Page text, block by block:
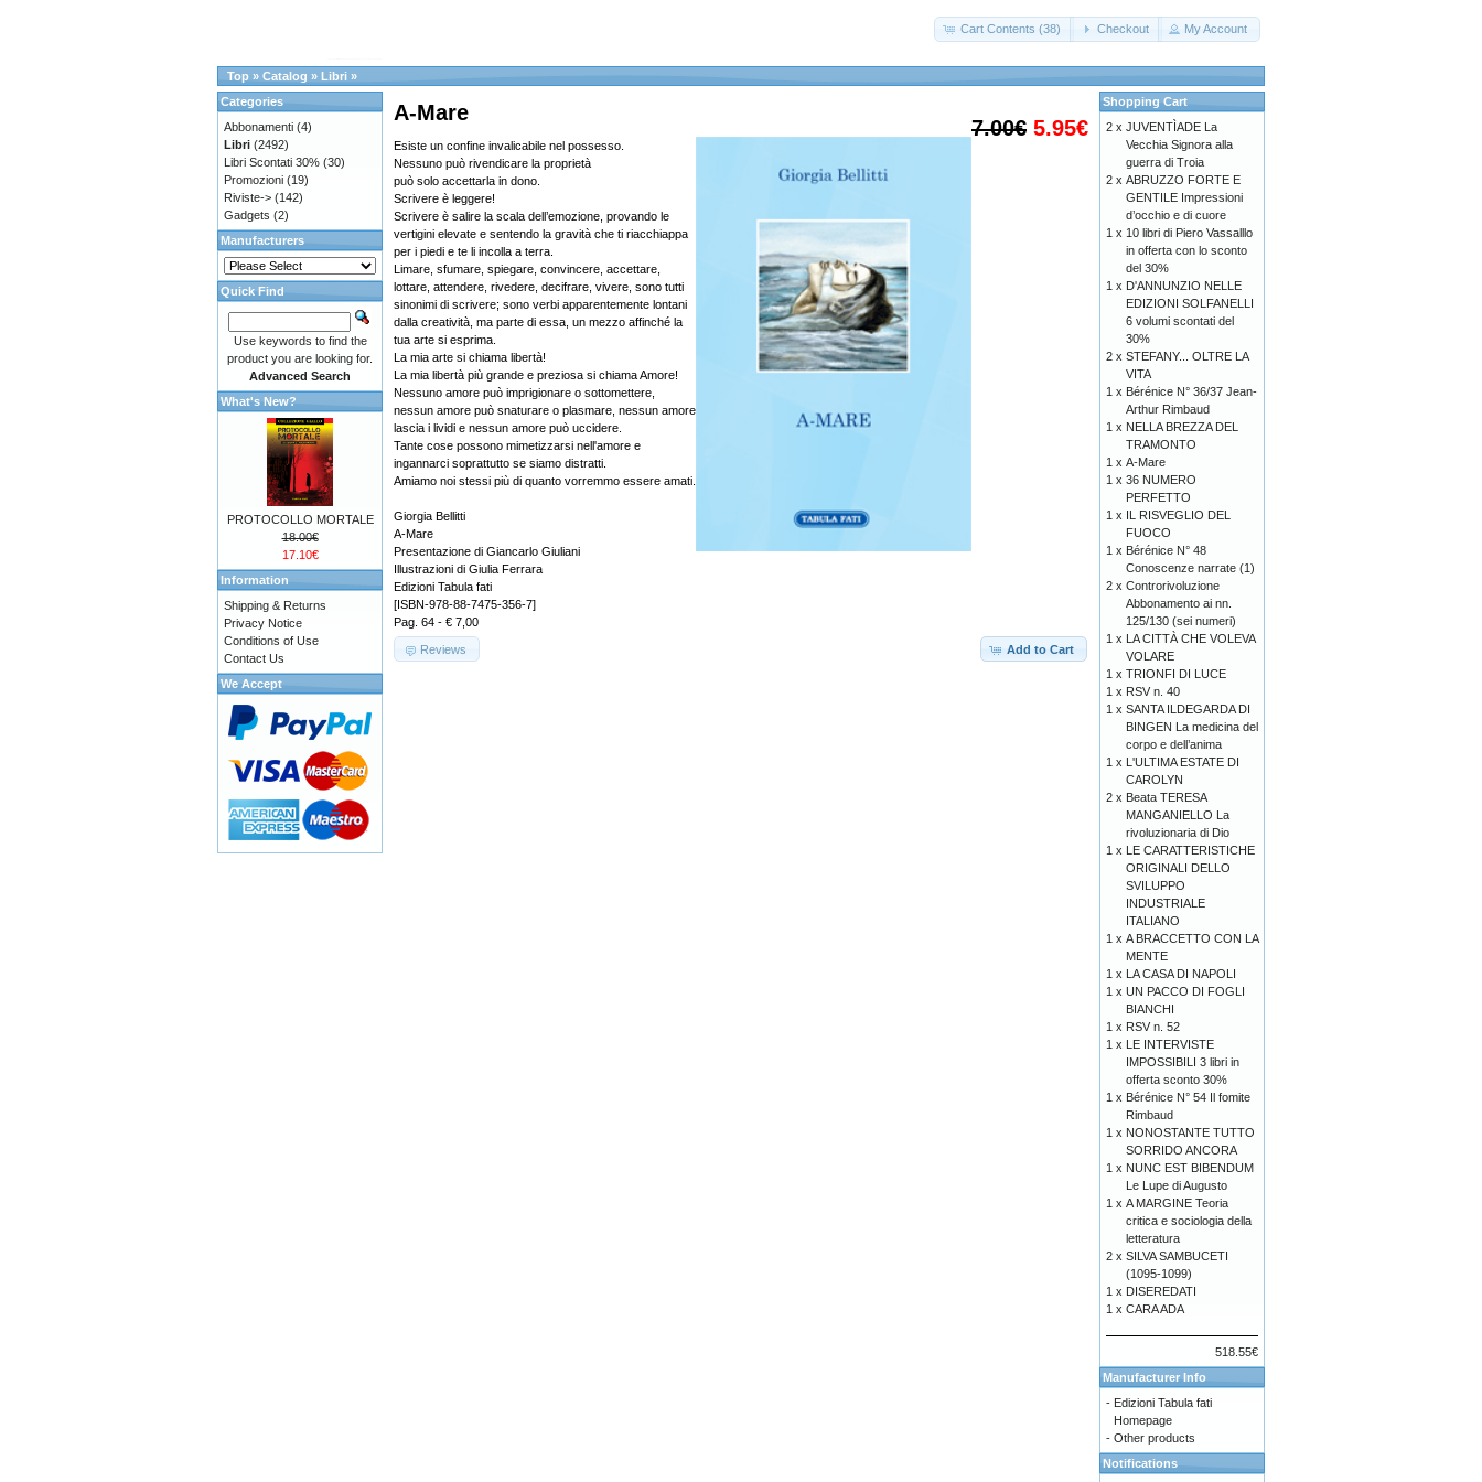
Cart Contents (38) Checkout My Account
Top » Catalog » Libri »
7.00€ 5.95€
A-Mare
Esiste un confine invalicabile nel possesso.
Nessuno può rivendicare la proprietà
può solo accettarla in dono.
Scrivere è leggere!
Scrivere è salire la scala dell’emozione, provando le
vertigini elevate e sentendo la gravità che ti riacchiappa
per i piedi e te li incolla a terra.
Limare, sfumare, spiegare, convincere, accettare,
lottare, attendere, rivedere, decifrare, vivere, sono tutti
sinonimi di scrivere; sono verbi apparentemente lontani
dalla creatività, ma parte di essa, un mezzo affinché la
tua arte si esprima.
La mia arte si chiama libertà!
La mia libertà più grande e preziosa si chiama Amore!
Nessuno amore può imprigionare o sottomettere,
nessun amore può snaturare o plasmare, nessun amore
lascia i lividi e nessun amore può uccidere.
Tante cose possono mimetizzarsi nell'amore e
ingannarci soprattutto se siamo distratti.
Amiamo noi stessi più di quanto vorremmo essere amati.
Giorgia Bellitti
A-Mare
Presentazione di Giancarlo Giuliani
Illustrazioni di Giulia Ferrara
Edizioni Tabula fati
[ISBN-978-88-7475-356-7]
Pag. 64 - € 7,00
Add to Cart
Reviews
Categories
Abbonamenti (4)
Libri (2492)
Libri Scontati 30% (30)
Promozioni (19)
Riviste-> (142)
Gadgets (2)
Manufacturers
Quick Find
Use keywords to find the
product you are looking for.
Advanced Search
What's New?
PROTOCOLLO MORTALE
18.00€
17.10€
Information
Shipping & Returns
Privacy Notice
Conditions of Use
Contact Us
We Accept
Shopping Cart
2 x JUVENTÌADE La
Vecchia Signora alla
guerra di Troia
2 x ABRUZZO FORTE E
GENTILE Impressioni
d’occhio e di cuore
1 x 10 libri di Piero Vassalllo
in offerta con lo sconto
del 30%
1 x D'ANNUNZIO NELLE
EDIZIONI SOLFANELLI
6 volumi scontati del
30%
2 x STEFANY... OLTRE LA
VITA
1 x Bérénice N° 36/37 Jean-
Arthur Rimbaud
1 x NELLA BREZZA DEL
TRAMONTO
1 x A-Mare
1 x 36 NUMERO
PERFETTO
1 x IL RISVEGLIO DEL
FUOCO
1 x Bérénice N° 48
Conoscenze narrate (1)
2 x Controrivoluzione
Abbonamento ai nn.
125/130 (sei numeri)
1 x LA CITTÀ CHE VOLEVA
VOLARE
1 x TRIONFI DI LUCE
1 x RSV n. 40
1 x SANTA ILDEGARDA DI
BINGEN La medicina del
corpo e dell’anima
1 x L'ULTIMA ESTATE DI
CAROLYN
2 x Beata TERESA
MANGANIELLO La
rivoluzionaria di Dio
1 x LE CARATTERISTICHE
ORIGINALI DELLO
SVILUPPO
INDUSTRIALE
ITALIANO
1 x A BRACCETTO CON LA
MENTE
1 x LA CASA DI NAPOLI
1 x UN PACCO DI FOGLI
BIANCHI
1 x RSV n. 52
1 x LE INTERVISTE
IMPOSSIBILI 3 libri in
offerta sconto 30%
1 x Bérénice N° 54 Il fomite
Rimbaud
1 x NONOSTANTE TUTTO
SORRIDO ANCORA
1 x NUNC EST BIBENDUM
Le Lupe di Augusto
1 x A MARGINE Teoria
critica e sociologia della
letteratura
2 x SILVA SAMBUCETI
(1095-1099)
1 x DISEREDATI
1 x CARA ADA
518.55€
Manufacturer Info
- Edizioni Tabula fati
Homepage
- Other products
Notifications